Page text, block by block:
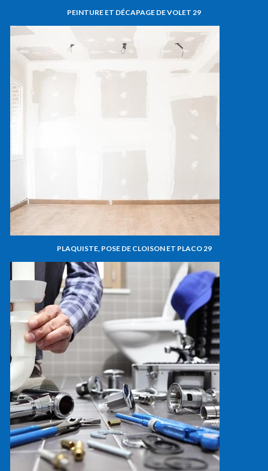
PEINTURE ET DÉCAPAGE DE VOLET 29
PLAQUISTE, POSE DE CLOISON ET PLACO 29